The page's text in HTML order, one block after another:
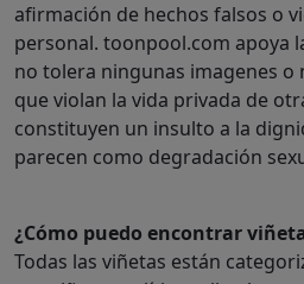
afirmación de hechos falsos o
personal. toonpool.com apoya
no tolera ningunas imagenes
que violan la vida privada de
constituyen un insulto a la
parecen como degradación
¿Cómo puedo encontrar
Todas las viñetas están